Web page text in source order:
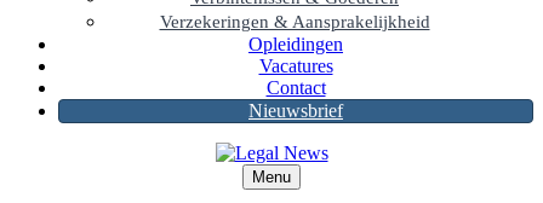
Verzekeringen & Aansprakelijkheid
Opleidingen
Vacatures
Contact
Nieuwsbrief
Menu